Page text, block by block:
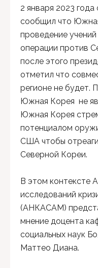
2 января 2023
сообщил что
проведение
операции против
после этого
отметил что
регионе не будет.
Южная Корея не
Южная Корея
потенциалом
США чтобы
Северной Кореи.
В этом контексте
исследований
(АНКАСАМ)
мнение доцента
социальных наук
Маттео Диана.